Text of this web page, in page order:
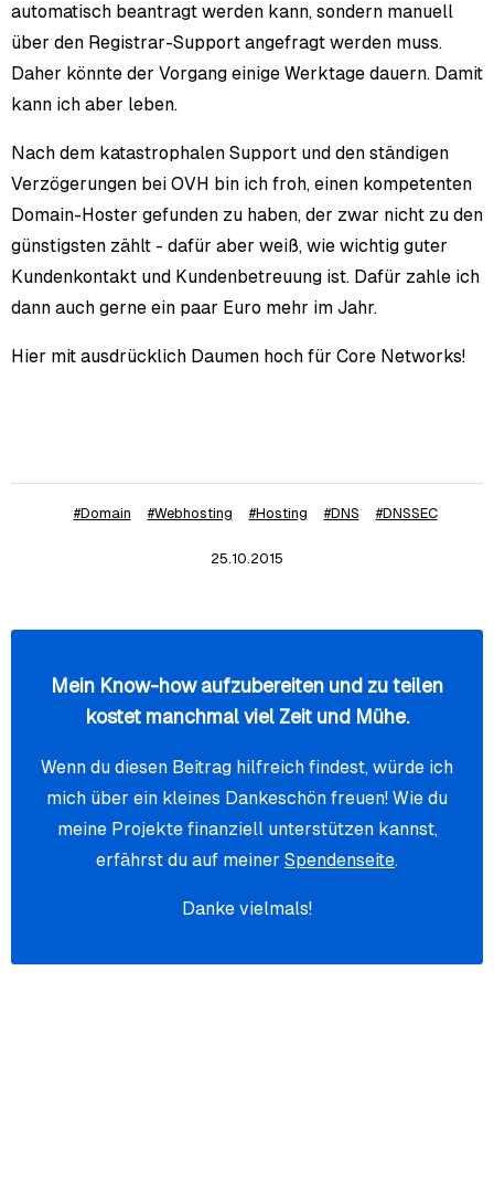
automatisch beantragt werden kann, sondern manuell
über den Registrar-Support angefragt werden muss.
Daher könnte der Vorgang einige Werktage dauern. Damit
kann ich aber leben.
Nach dem katastrophalen Support und den ständigen
Verzögerungen bei OVH bin ich froh, einen kompetenten
Domain-Hoster gefunden zu haben, der zwar nicht zu den
günstigsten zählt - dafür aber weiß, wie wichtig guter
Kundenkontakt und Kundenbetreuung ist. Dafür zahle ich
dann auch gerne ein paar Euro mehr im Jahr.
Hier mit ausdrücklich Daumen hoch für Core Networks!
#Domain #Webhosting #Hosting #DNS #DNSSEC
25.10.2015
Mein Know-how aufzubereiten und zu teilen
kostet manchmal viel Zeit und Mühe.
Wenn du diesen Beitrag hilfreich findest, würde ich
mich über ein kleines Dankeschön freuen! Wie du
meine Projekte finanziell unterstützen kannst,
erfährst du auf meiner Spendenseite.
Danke vielmals!